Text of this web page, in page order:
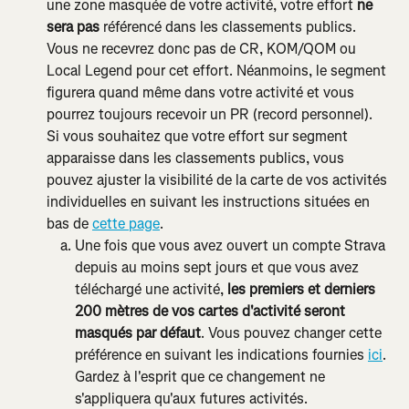
une zone masquée de votre activité, votre effort ne
sera pas référencé dans les classements publics.
Vous ne recevrez donc pas de CR, KOM/QOM ou
Local Legend pour cet effort. Néanmoins, le segment
figurera quand même dans votre activité et vous
pourrez toujours recevoir un PR (record personnel).
Si vous souhaitez que votre effort sur segment
apparaisse dans les classements publics, vous
pouvez ajuster la visibilité de la carte de vos activités
individuelles en suivant les instructions situées en
bas de cette page.
Une fois que vous avez ouvert un compte Strava
depuis au moins sept jours et que vous avez
téléchargé une activité, les premiers et derniers
200 mètres de vos cartes d'activité seront
masqués par défaut. Vous pouvez changer cette
préférence en suivant les indications fournies ici.
Gardez à l'esprit que ce changement ne
s'appliquera qu'aux futures activités.